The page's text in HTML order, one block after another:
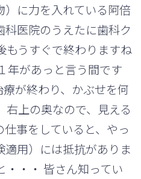
に力を入れている阿倍
医院のうえたに歯科ク
もうすぐで終わりますね
年があっと言う間です
が終わり、かぶせを何
右上の奥なので、見える
事をしていると、やっ
用）には抵抗がありま
・・・ 皆さん知ってい